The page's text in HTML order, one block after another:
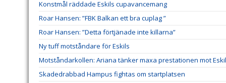
Konstmål räddade Eskils cupavancemang
Roar Hansen: ”FBK Balkan ett bra cuplag ”
Roar Hansen: ”Detta förtjänade inte killarna”
Ny tuff motståndare för Eskils
Motståndarkollen: Ariana tänker maxa prestationen mot
Skadedrabbad Hampus fightas om startplatsen